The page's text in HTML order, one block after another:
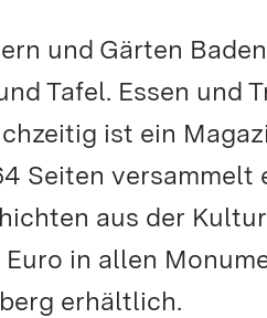
und Gärten
Tafel. Essen und
ist ein
Seiten
aus der
in allen
erhältlich.